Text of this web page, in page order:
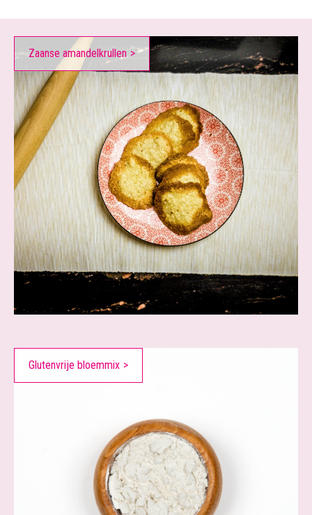
Zaanse amandelkrullen >
Glutenvrije bloemmix >